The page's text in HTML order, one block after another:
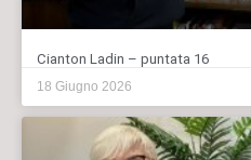
Cianton Ladin – puntata 16
18 Giugno 2026